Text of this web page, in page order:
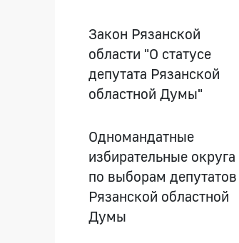
Закон Рязанской
области "О статусе
депутата Рязанской
областной Думы"
Одномандатные
избирательные округа
по выборам депутатов
Рязанской областной
Думы